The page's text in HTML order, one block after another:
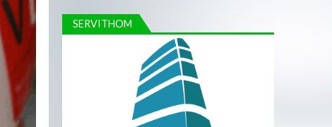
SERVITHOM